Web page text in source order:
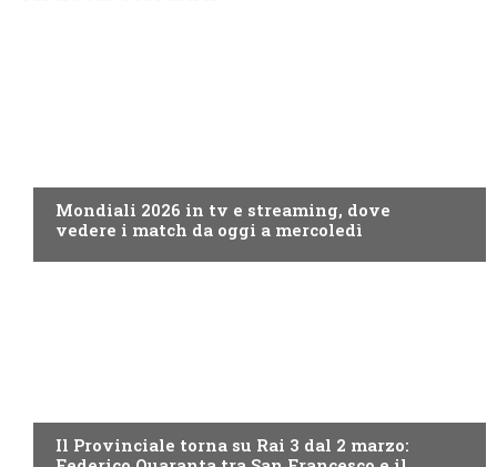
Mondiali 2026 in tv e streaming, dove
vedere i match da oggi a mercoledì
Il Provinciale torna su Rai 3 dal 2 marzo: